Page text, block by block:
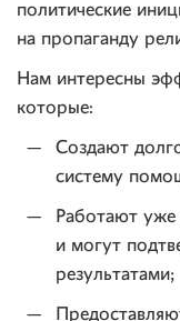
политические
на пропаганду
Нам интересны
которые:
Создают
систему
Работают уже
и могут
результатами;